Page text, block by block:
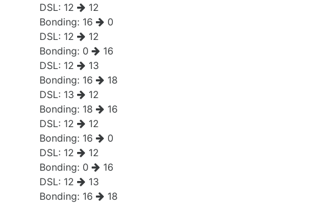
DSL: 12
12
Bonding: 16
0
DSL: 12
12
Bonding: 0
16
DSL: 12
13
Bonding: 16
18
DSL: 13
12
Bonding: 18
16
DSL: 12
12
Bonding: 16
0
DSL: 12
12
Bonding: 0
16
DSL: 12
13
Bonding: 16
18